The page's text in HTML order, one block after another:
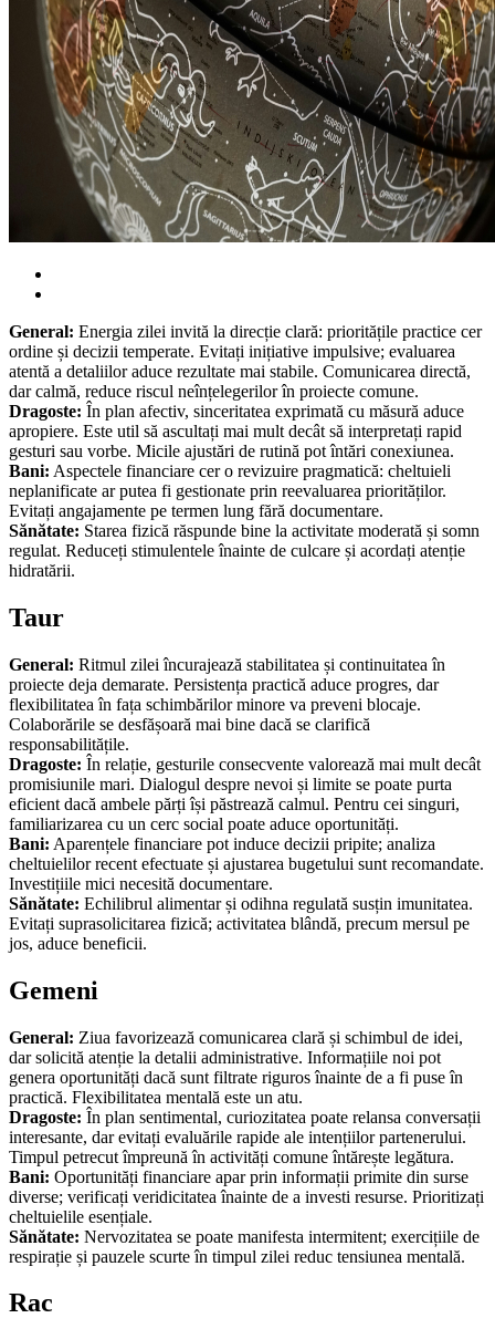
General: Energia zilei invită la direcție clară: prioritățile practice cer
ordine și decizii temperate. Evitați inițiative impulsive; evaluarea
atentă a detaliilor aduce rezultate mai stabile. Comunicarea directă,
dar calmă, reduce riscul neînțelegerilor în proiecte comune.
Dragoste: În plan afectiv, sinceritatea exprimată cu măsură aduce
apropiere. Este util să ascultați mai mult decât să interpretați rapid
gesturi sau vorbe. Micile ajustări de rutină pot întări conexiunea.
Bani: Aspectele financiare cer o revizuire pragmatică: cheltuieli
neplanificate ar putea fi gestionate prin reevaluarea priorităților.
Evitați angajamente pe termen lung fără documentare.
Sănătate: Starea fizică răspunde bine la activitate moderată și somn
regulat. Reduceți stimulentele înainte de culcare și acordați atenție
hidratării.
Taur
General: Ritmul zilei încurajează stabilitatea și continuitatea în
proiecte deja demarate. Persistența practică aduce progres, dar
flexibilitatea în fața schimbărilor minore va preveni blocaje.
Colaborările se desfășoară mai bine dacă se clarifică
responsabilitățile.
Dragoste: În relație, gesturile consecvente valorează mai mult decât
promisiunile mari. Dialogul despre nevoi și limite se poate purta
eficient dacă ambele părți își păstrează calmul. Pentru cei singuri,
familiarizarea cu un cerc social poate aduce oportunități.
Bani: Aparențele financiare pot induce decizii pripite; analiza
cheltuielilor recent efectuate și ajustarea bugetului sunt recomandate.
Investițiile mici necesită documentare.
Sănătate: Echilibrul alimentar și odihna regulată susțin imunitatea.
Evitați suprasolicitarea fizică; activitatea blândă, precum mersul pe
jos, aduce beneficii.
Gemeni
General: Ziua favorizează comunicarea clară și schimbul de idei,
dar solicită atenție la detalii administrative. Informațiile noi pot
genera oportunități dacă sunt filtrate riguros înainte de a fi puse în
practică. Flexibilitatea mentală este un atu.
Dragoste: În plan sentimental, curiozitatea poate relansa conversații
interesante, dar evitați evaluările rapide ale intențiilor partenerului.
Timpul petrecut împreună în activități comune întărește legătura.
Bani: Oportunități financiare apar prin informații primite din surse
diverse; verificați veridicitatea înainte de a investi resurse. Prioritizați
cheltuielile esențiale.
Sănătate: Nervozitatea se poate manifesta intermitent; exercițiile de
respirație și pauzele scurte în timpul zilei reduc tensiunea mentală.
Rac